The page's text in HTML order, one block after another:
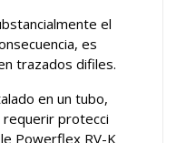
el
es
trazados difiles.
en un tubo,
requerir protecci
Powerflex RV-K